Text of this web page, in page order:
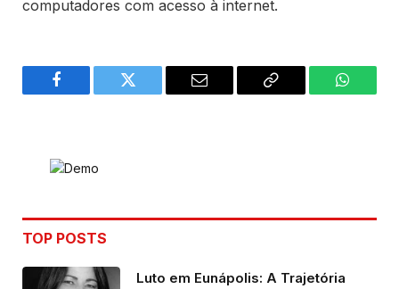
computadores com acesso à internet.
Facebook Twitter Email
Copy
TOP POSTS
Luto em Eunápolis: A Trajetória